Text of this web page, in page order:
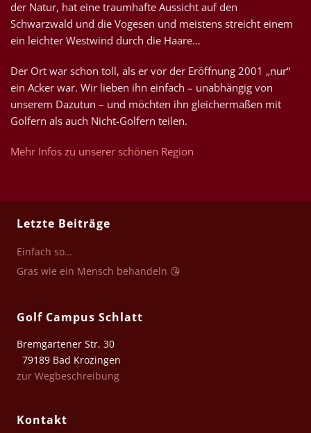
der Natur, hat eine traumhafte Aussicht auf den
Schwarzwald und die Vogesen und meistens streicht einem
ein leichter Westwind durch die Haare…
Der Ort war schon toll, als er vor der Eröffnung 2001 „nur“
ein Acker war. Wir lieben ihn einfach – unabhängig von
unserem Dazutun – und möchten ihn gleichermaßen mit
Golfern als auch Nicht-Golfern teilen.
Mehr Infos zu unserer schönen Region
Letzte Beiträge
Einfach so…
Gras wie ein Mensch behandeln 😘
Golf Campus Schlatt
Bremgartener Str. 30
79189 Bad Krozingen
zur Wegbeschreibung
Kontakt